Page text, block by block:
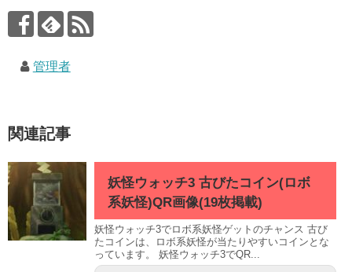
管理者
関連記事
妖怪ウォッチ3 古びたコイン(ロボ
系妖怪)QR画像(19枚掲載)
妖怪ウォッチ3でロボ系妖怪ゲットのチャンス 古び
たコインは、ロボ系妖怪が当たりやすいコインとな
っています。 妖怪ウォッチ3でQR...